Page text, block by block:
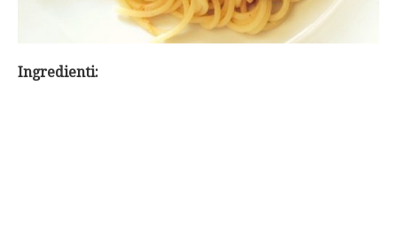
Ingredienti: